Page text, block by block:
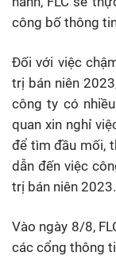
công bố thông
Đối với việc
trị bán niên
công ty có
quan xin nghỉ
để tìm đầu mối,
dẫn đến việc
trị bán niên 2023.
Vào ngày 8/8,
các cổng thông